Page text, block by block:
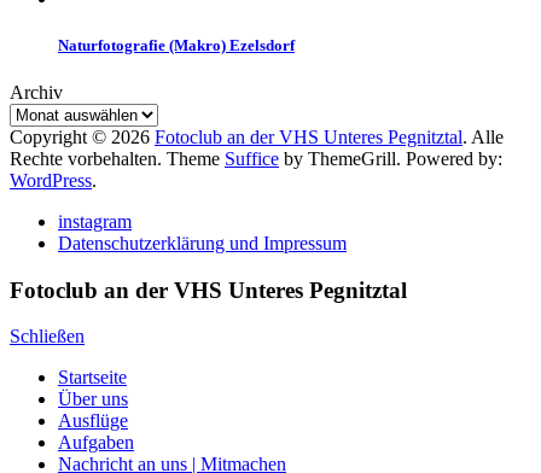
Naturfotografie (Makro) Ezelsdorf
Archiv
Copyright © 2026 Fotoclub an der VHS Unteres Pegnitztal. Alle
Rechte vorbehalten. Theme Suffice by ThemeGrill. Powered by:
WordPress.
instagram
Datenschutzerklärung und Impressum
Fotoclub an der VHS Unteres Pegnitztal
Schließen
Startseite
Über uns
Ausflüge
Aufgaben
Nachricht an uns | Mitmachen